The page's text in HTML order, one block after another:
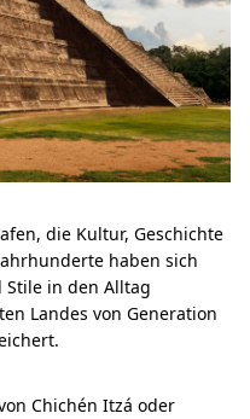
die Kultur, Geschichte
haben sich
Stile in den Alltag
Landes von Generation
Chichén Itzá oder